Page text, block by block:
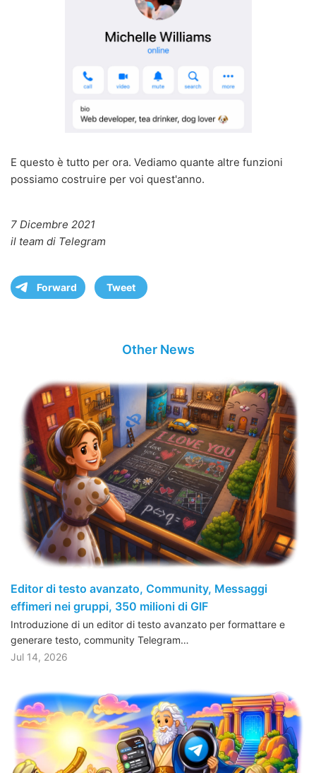
E questo è tutto per ora. Vediamo quante altre funzioni
possiamo costruire per voi quest'anno.
7 Dicembre 2021
il team di Telegram
Forward Tweet
Other News
Editor di testo avanzato, Community, Messaggi
effimeri nei gruppi, 350 milioni di GIF
Introduzione di un editor di testo avanzato per formattare e
generare testo, community Telegram…
Jul 14, 2026